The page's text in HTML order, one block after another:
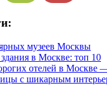
музеев Москвы
в Москве: топ 10
отелей в Москве
с шикарным